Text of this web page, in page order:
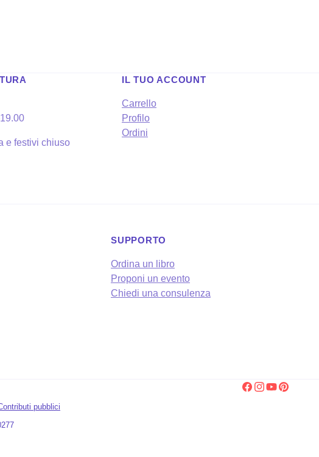
e festivi chiuso
IL TUO ACCOUNT
Carrello
Profilo
Ordini
SUPPORTO
Ordina un libro
Proponi un evento
Chiedi una consulenza
Facebook
Instagram
YouTube
Pinterest
pubblici